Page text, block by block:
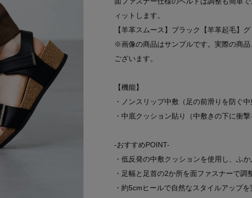
ィットします。
【羊革スムース】ブラック【羊革起毛】
※画像の商品はサンプルです。実際の商
ございます。
【機能】
・ノンスリップ中敷（足の前滑りを防ぐ
・中底クッション貼り（中敷きの下に衝
-おすすめPOINT-
・低反発の中敷クッションを使用し、ふ
・足幅と足首の2か所を面ファスナーで
・約5cmヒールで自然なスタイルアップを